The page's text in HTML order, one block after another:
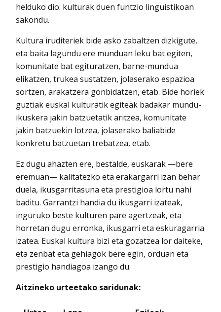
helduko dio: kulturak duen funtzio linguistikoan
sakondu.
Kultura iruditeriek bide asko zabaltzen dizkigute,
eta baita lagundu ere munduan leku bat egiten,
komunitate bat egituratzen, barne-mundua
elikatzen, trukea sustatzen, jolaserako espazioa
sortzen, arakatzera gonbidatzen, etab. Bide horiek
guztiak euskal kulturatik egiteak badakar mundu-
ikuskera jakin batzuetatik aritzea, komunitate
jakin batzuekin lotzea, jolaserako baliabide
konkretu batzuetan trebatzea, etab.
Ez dugu ahazten ere, bestalde, euskarak —bere
eremuan— kalitatezko eta erakargarri izan behar
duela, ikusgarritasuna eta prestigioa lortu nahi
baditu. Garrantzi handia du ikusgarri izateak,
inguruko beste kulturen pare agertzeak, eta
horretan dugu erronka, ikusgarri eta eskuragarria
izatea. Euskal kultura bizi eta gozatzea lor daiteke,
eta zenbat eta gehiagok bere egin, orduan eta
prestigio handiagoa izango du.
Aitzineko urteetako saridunak: